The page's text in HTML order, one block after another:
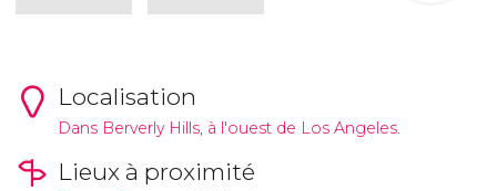
Localisation
Dans Berverly Hills, à l'ouest de Los Angeles.
Lieux à proximité